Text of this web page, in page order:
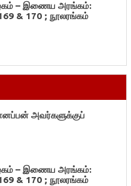
– இணைய அரங்கம்:
& 170 ; நூலரங்கம்
அவர்களுக்குப்
– இணைய அரங்கம்:
& 170 ; நூலரங்கம்